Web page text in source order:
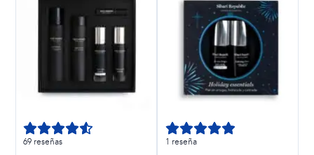
69 reseñas 1 reseña